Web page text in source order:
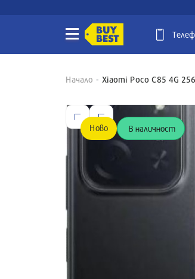
Начало Xiaomi Poco C85 4G
Ново В наличност